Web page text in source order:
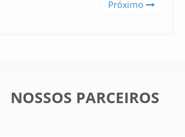
Próximo
NOSSOS PARCEIROS